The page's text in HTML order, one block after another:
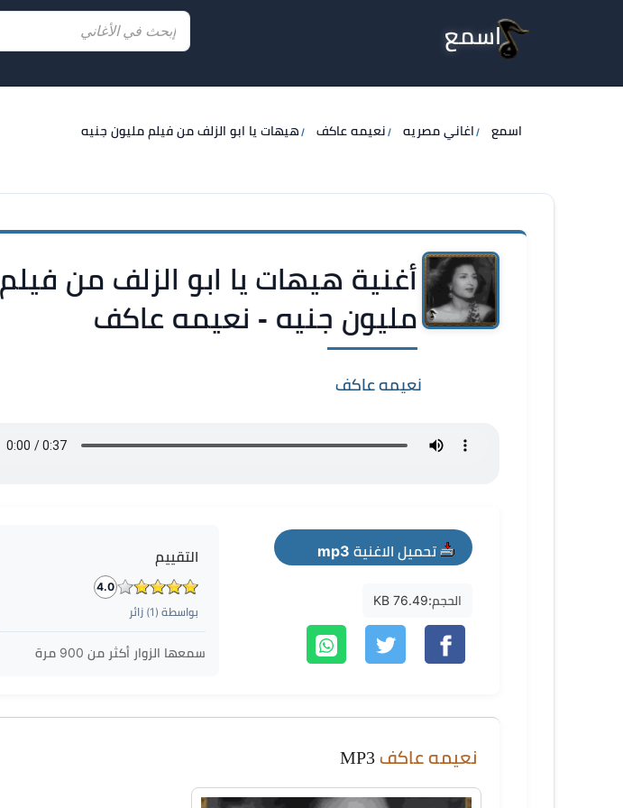
اسمع
اسمع اغاني مصريه نعيمه عاكف هيهات يا ابو الزلف من فيلم مليون جنيه
أغنية هيهات يا ابو الزلف من فيلم
مليون جنيه - نعيمه عاكف
نعيمه عاكف
تحميل الاغنية mp3
الحجم:76.49 KB
التقييم
4.0
بواسطة ( 1) زائر
سمعها الزوار أكثر من 900 مرة
نعيمه عاكف